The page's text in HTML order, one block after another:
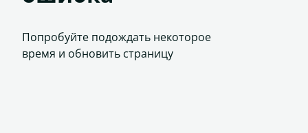
Попробуйте подождать некоторое
время и обновить страницу